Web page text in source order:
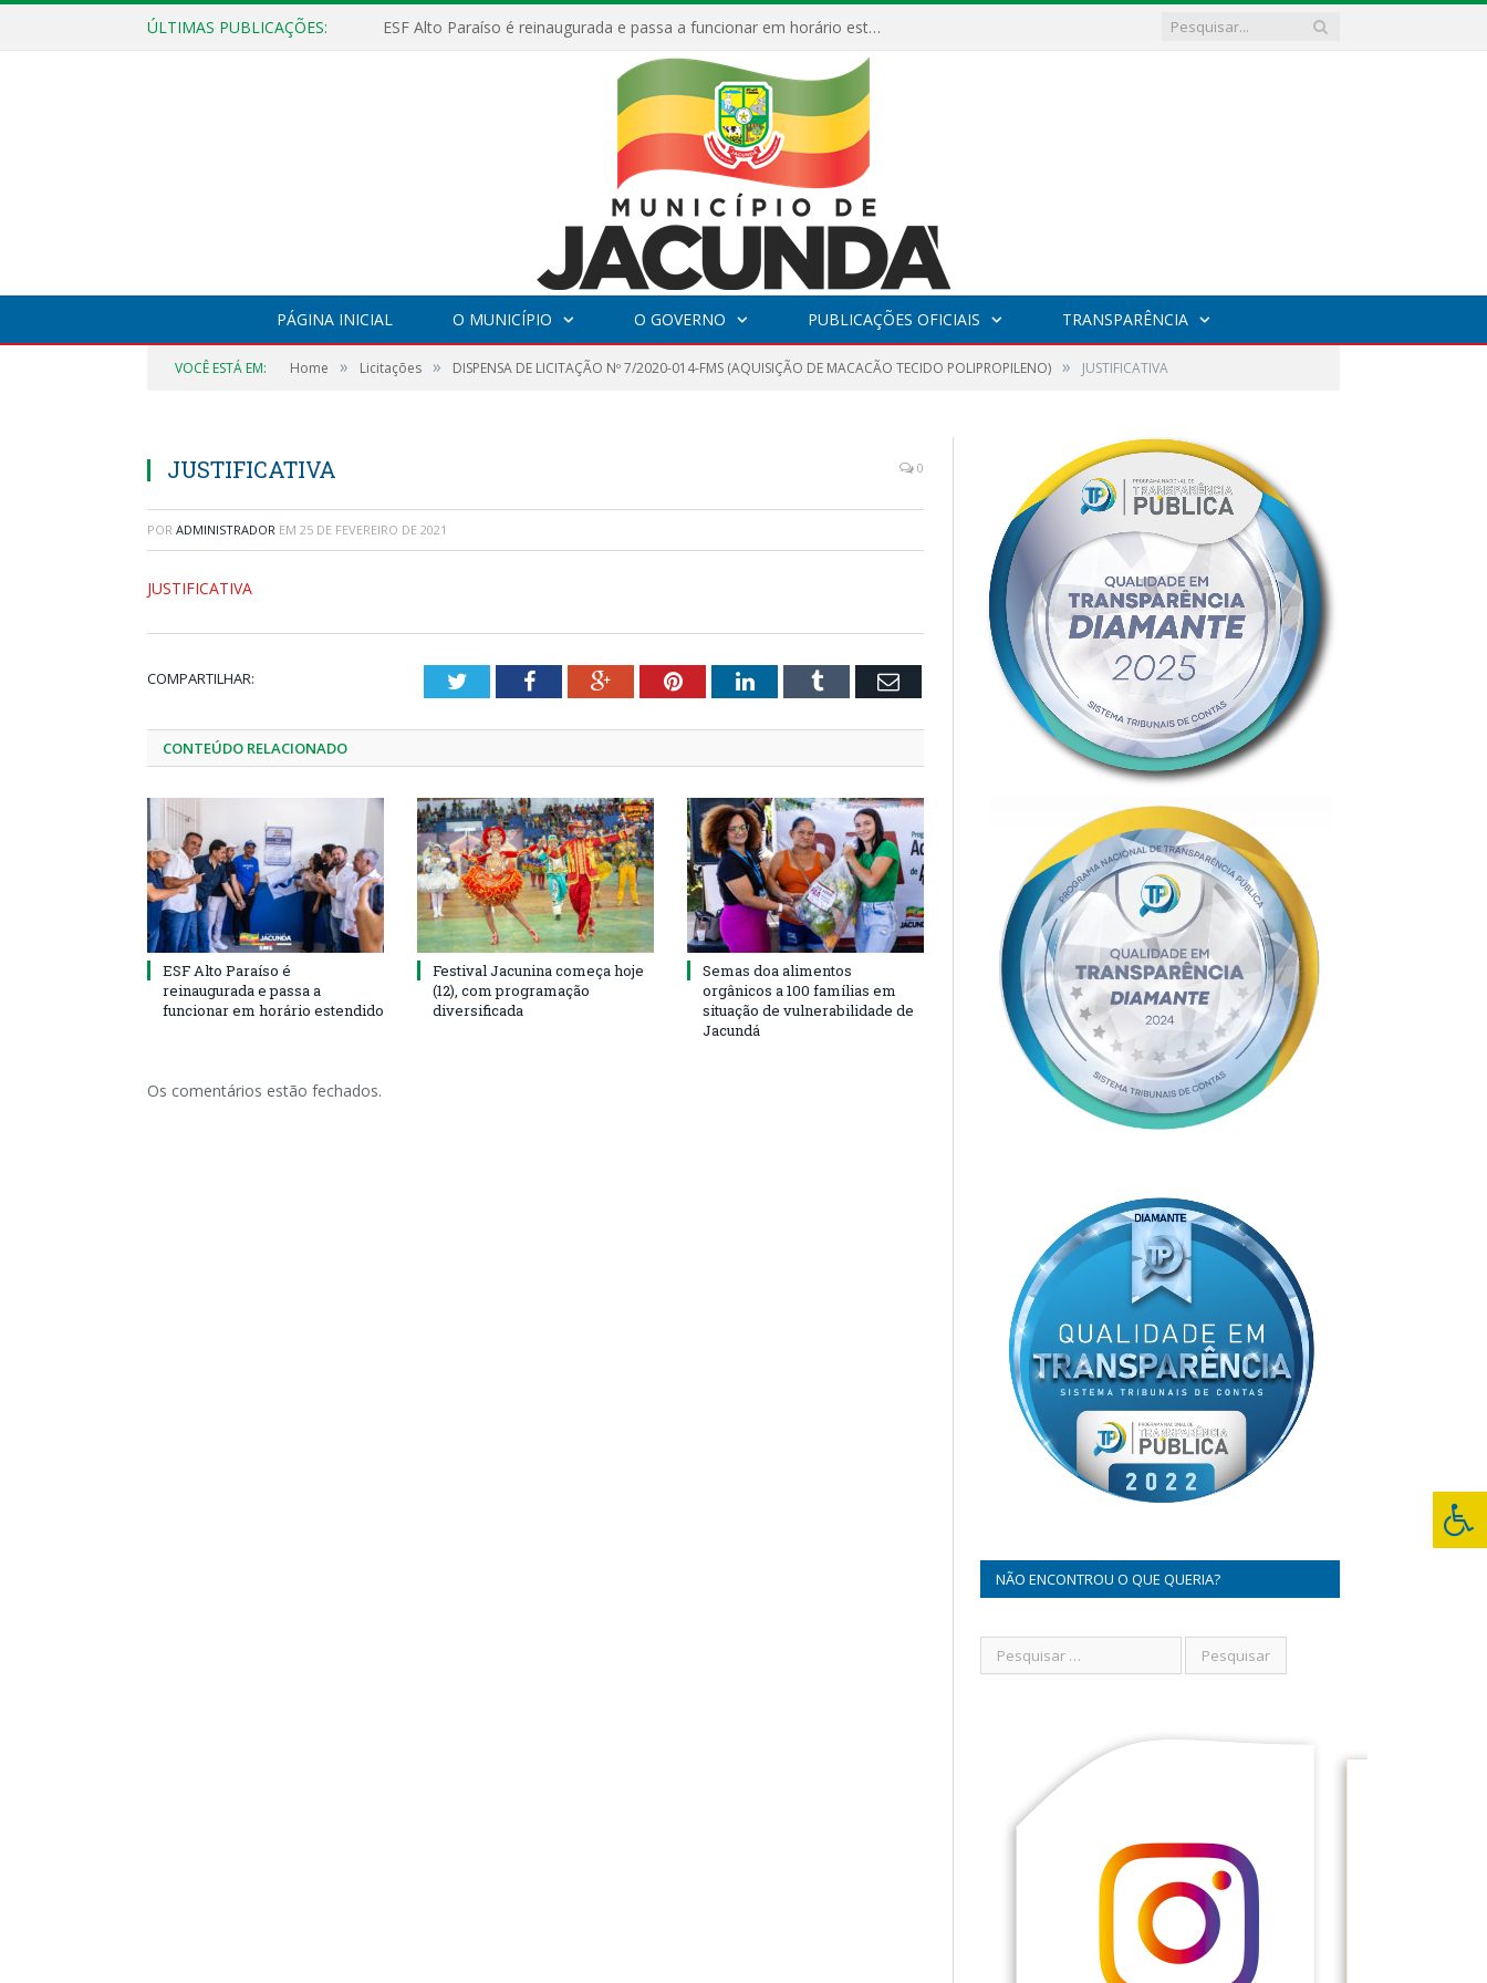
ÚLTIMAS PUBLICAÇÕES: ESF Alto Paraíso é reinaugurada e passa a funcionar em horário estendido
PÁGINA INICIAL O MUNICÍPIO O GOVERNO PUBLICAÇÕES OFICIAIS TRANSPARÊNCIA
VOCÊ ESTÁ EM: Home » Licitações » DISPENSA DE LICITAÇÃO Nº 7/2020-014-FMS (AQUISIÇÃO DE MACACÃO TECIDO POLIPROPILENO) » JUSTIFICATIVA
JUSTIFICATIVA 0
POR ADMINISTRADOR EM 25 DE FEVEREIRO DE 2021
JUSTIFICATIVA
COMPARTILHAR: TwitterFacebookGoogle+PinterestLinkedInTumblr Email
CONTEÚDO RELACIONADO
ESF Alto Paraíso é
reinaugurada e passa a
funcionar em horário estendido
Festival Jacunina começa hoje
(12), com programação
diversificada
Semas doa alimentos
orgânicos a 100 famílias em
situação de vulnerabilidade de
Jacundá
Os comentários estão fechados.
NÃO ENCONTROU O QUE QUERIA?